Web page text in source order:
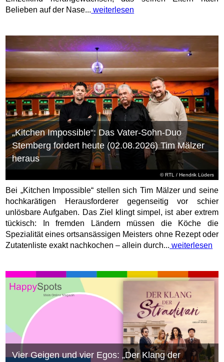
Belieben auf der Nase... weiterlesen
©RTL / Hendrik Lüders
„Kitchen Impossible“: Das Vater-Sohn-Duo
Stemberg fordert heute (02.08.2026) Tim Mälzer
heraus
Bei „Kitchen Impossible“ stellen sich Tim Mälzer und seine
hochkarätigen Herausforderer gegenseitig vor schier
unlösbare Aufgaben. Das Ziel klingt simpel, ist aber extrem
tückisch: In fremden Ländern müssen die Köche die
Spezialität eines ortsansässigen Meisters ohne Rezept oder
Zutatenliste exakt nachkochen – allein durch... weiterlesen
Vier Geigen und vier Egos: „Der Klang der